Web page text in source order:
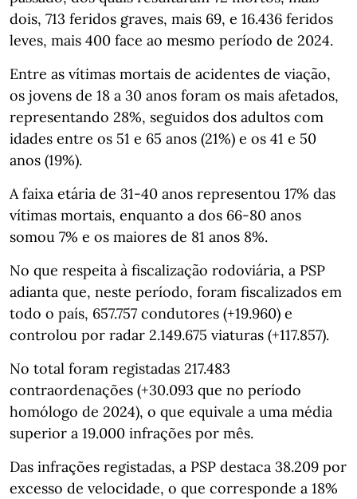
dois, 713 feridos graves, mais 69, e 16.436 feridos
leves, mais 400 face ao mesmo período de 2024.
Entre as vítimas mortais de acidentes de viação,
os jovens de 18 a 30 anos foram os mais afetados,
representando 28%, seguidos dos adultos com
idades entre os 51 e 65 anos (21%) e os 41 e 50
anos (19%).
A faixa etária de 31-40 anos representou 17% das
vítimas mortais, enquanto a dos 66-80 anos
somou 7% e os maiores de 81 anos 8%.
No que respeita à fiscalização rodoviária, a PSP
adianta que, neste período, foram fiscalizados em
todo o país, 657.757 condutores (+19.960) e
controlou por radar 2.149.675 viaturas (+117.857).
No total foram registadas 217.483
contraordenações (+30.093 que no período
homólogo de 2024), o que equivale a uma média
superior a 19.000 infrações por mês.
Das infrações registadas, a PSP destaca 38.209 por
excesso de velocidade, o que corresponde a 18%